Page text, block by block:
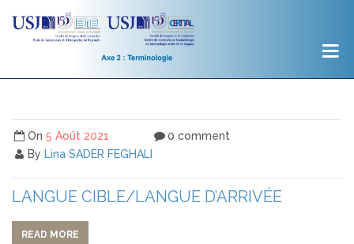
On 5 Août 2021
By Lina SADER FEGHALI
0 comment
LANGUE CIBLE/LANGUE D’ARRIVÉE
READ MORE